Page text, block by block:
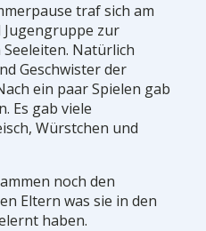
traf sich am
Jugengruppe zur
Natürlich
Geschwister der
ein paar Spielen gab
Es gab viele
Würstchen und
noch den
Eltern was sie in den
haben.